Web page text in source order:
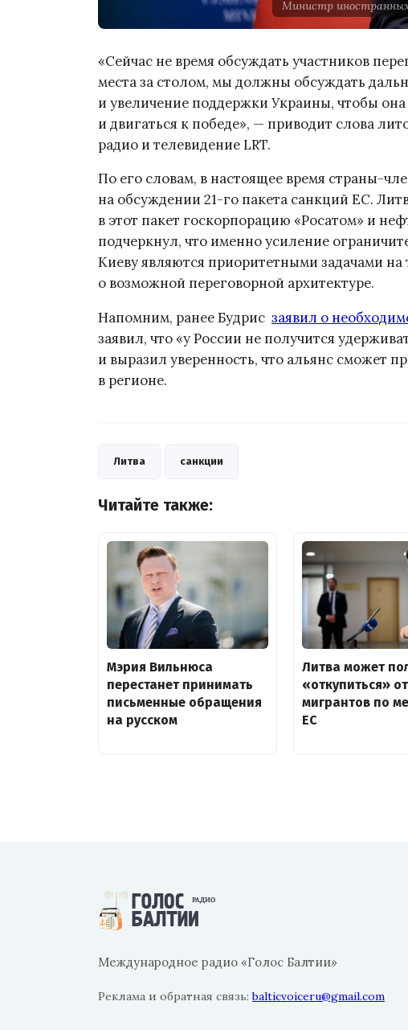
Министр
«Сейчас не время обсуждать участников
места за столом, мы должны обсуждать
и увеличение поддержки Украины, чтобы
и двигаться к победе», — приводит слова
радио и телевидение LRT.
По его словам, в настоящее время страны-
на обсуждении 21-го пакета санкций ЕС.
в этот пакет госкорпорацию «Росатом» и
подчеркнул, что именно усиление
Киеву являются приоритетными задачами
о возможной переговорной архитектуре.
Напомним, ранее Будрис заявил о
заявил, что «у России не получится
и выразил уверенность, что альянс сможет
в регионе.
Литва санкции
Читайте также:
Мэрия Вильнюса
перестанет принимать
письменные обращения
на русском
Литва может
«откупиться»
мигрантов по
ЕС
Международное радио «Голос Балтии»
Реклама и обратная связь:balticvoiceru@gmail.com